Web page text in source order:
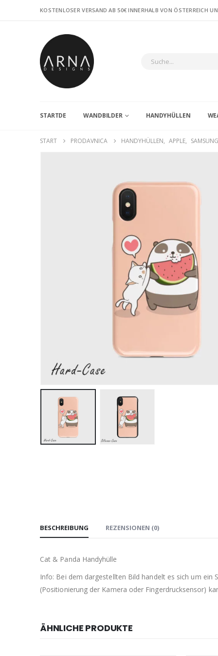
KOSTENLOSER VERSAND AB 50€ INNERHALB VON ÖSTERREICH
STARTDE WANDBILDER HANDYHÜLLEN
START PRODAVNICA HANDYHÜLLEN, APPLE, SAMSUNG
BESCHREIBUNG REZENSIONEN (0)
Cat & Panda Handyhülle
Info: Bei dem dargestellten Bild handelt es sich um
(Positionierung der Kamera oder Fingerdrucksensor)
ÄHNLICHE PRODUKTE